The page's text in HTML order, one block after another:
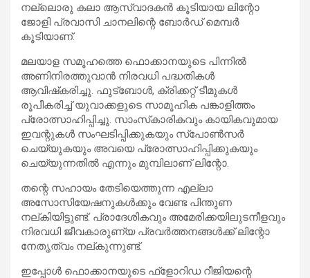
നല്ലൊരു കലാ ആസ്വാദകന്‍ കൂടിയായ ലിന്റോ
ജോളി പ്രവാസി ചാനലിന്റെ ബോര്‍ഡ് മെമ്പര്‍
കൂടിയാണ്.
മലയാള സമൂഹത്തെ ഫൊക്കാനയുടെ പിന്നില്‍
അണിനിരത്തുവാന്‍ നിരവധി പദ്ധതികള്‍
ആവിഷ്‌കരിച്ചു. ഫുട്‌ബോള്‍, ക്രിക്കറ്റ് ടീമുകള്‍
രൂപീകരിച്ച് യുവാക്കളുടെ സാമൂഹിക പങ്കാളിത്തം
പ്രോത്സാഹിപ്പിച്ചു. സാംസ്‌കാരികവും കായികവുമായ
ഇവന്റുകള്‍ സംഘടിപ്പിക്കുകയും സ്‌പോണ്‍സര്‍
ചെയ്യുകയും അവയെ പ്രോത്സാഹിപ്പിക്കുകയും
ചെയ്യുന്നതില്‍ എന്നും മുമ്പിലാണ് ലിന്റോ.
തന്റെ സഹായം തേടിയെത്തുന്ന എല്ലാ
അസോസിയേഷനുകള്‍ക്കും വേണ്ട പിന്തുണ
നല്കിയിട്ടുണ്ട്. പ്രാദേശികവും അമേരിക്കയിലുടനീളവും
നിരവധി ജീവകാരുണ്യ പ്രവര്‍ത്തനങ്ങള്‍ക്ക് ലിന്റോ
നേതൃത്വം നല്കുന്നുണ്ട്.
ഇപ്പോള്‍ ഫൊക്കാനയുടെ ഫ്‌ളോറിഡ റീജിയന്റെ